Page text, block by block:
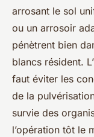
arrosant le sol
ou un arrosoir
pénètrent bien
blancs résident.
faut éviter les
de la
survie des
l’opération tôt le